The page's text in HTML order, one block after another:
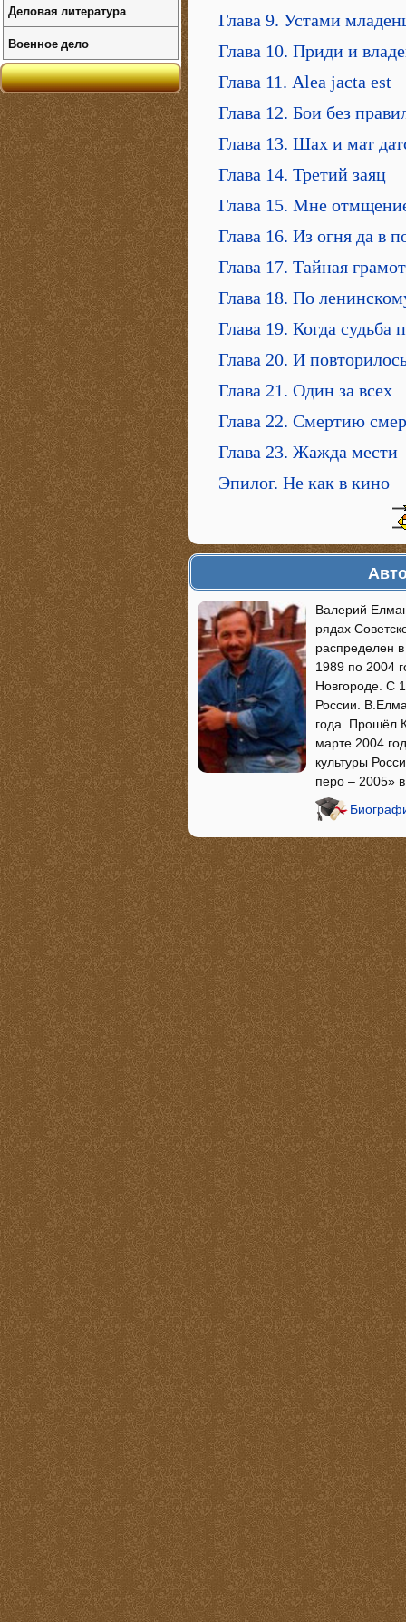
Глава 9. Устами
Глава 10. Приди и
Глава 11. Alea jacta est
Глава 12. Бои без
Глава 13. Шах и мат
Глава 14. Третий заяц
Глава 15. Мне
Глава 16. Из огня да в
Глава 17. Тайная
Глава 18. По
Глава 19. Когда судьба
Глава 20. И
Глава 21. Один за всех
Глава 22. Смертию
Глава 23. Жажда мести
Эпилог. Не как в кино
Валерий
рядах
распределен
1989 по 2004
Новгороде. С
России.
года. Прошёл
марте 2004
культуры
перо – 2005»
Деловая литература
Военное дело